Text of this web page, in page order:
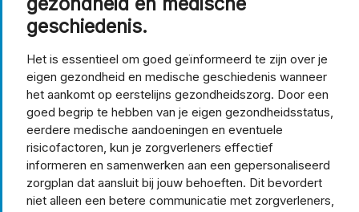
geschiedenis.
Het is essentieel om goed geïnformeerd te zijn over je
eigen gezondheid en medische geschiedenis wanneer
het aankomt op eerstelijns gezondheidszorg. Door een
goed begrip te hebben van je eigen gezondheidsstatus,
eerdere medische aandoeningen en eventuele
risicofactoren, kun je zorgverleners effectief
informeren en samenwerken aan een gepersonaliseerd
zorgplan dat aansluit bij jouw behoeften. Dit bevordert
niet alleen een betere communicatie met zorgverleners,